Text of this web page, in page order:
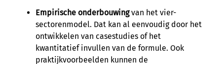
Empirische onderbouwingvan het vier-
sectorenmodel. Dat kan al eenvoudig door het
ontwikkelen van casestudies of het
kwantitatief invullen van de formule. Ook
praktijkvoorbeelden kunnen de